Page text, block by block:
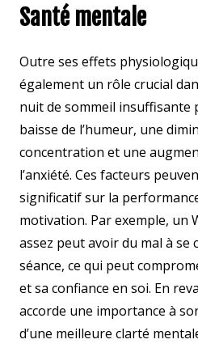
Santé mentale
Outre ses effets
également un rôle crucial
nuit de sommeil insuffisante
baisse de l’humeur, une
concentration et une
l’anxiété. Ces facteurs
significatif sur la
motivation. Par exemple, un
assez peut avoir du mal à
séance, ce qui peut
et sa confiance en soi. En
accorde une importance à
d’une meilleure clarté